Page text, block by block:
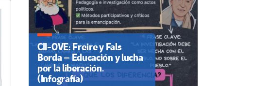
CII-OVE: Freire y Fals
Borda – Educación y lucha
por la liberación.
(Infografía)